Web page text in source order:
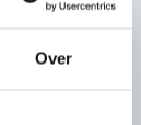
Over